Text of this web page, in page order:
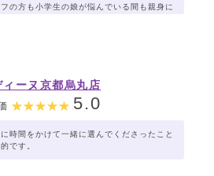
の方も小学生の娘が悩んでいる間も親身に
年以上先ですが、卒業式が楽しみです^_^
ィーヌ京都烏丸店
5.0
に時間をかけて一緒に選んでくださったこと
です。